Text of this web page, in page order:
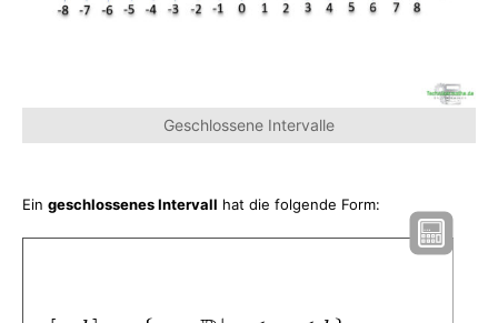
Geschlossene Intervalle
Ein geschlossenes Intervall hat die folgende Form: